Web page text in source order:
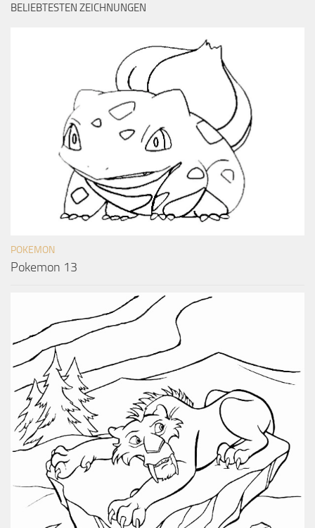
BELIEBTESTEN ZEICHNUNGEN
POKEMON
Pokemon 13